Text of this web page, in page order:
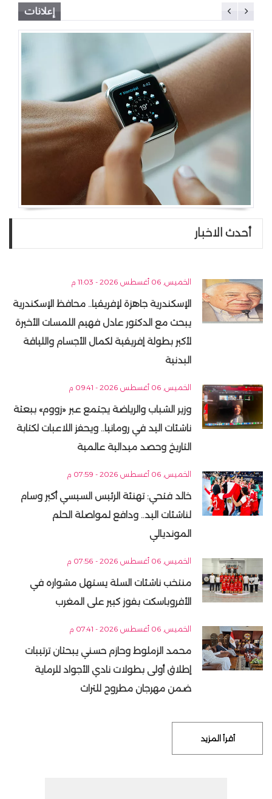
إعلانات
أحدث الاخبار
الخميس, 06 أغسطس 2026 - 11:03 م
الإسكندرية جاهزة لإفريقيا.. محافظ الإسكندرية
يبحث مع الدكتور عادل فهيم اللمسات الأخيرة
لأكبر بطولة إفريقية لكمال الأجسام واللياقة
البدنية
الخميس, 06 أغسطس 2026 - 09:41 م
وزير الشباب والرياضة يجتمع عبر «زووم» ببعثة
ناشئات اليد في رومانيا.. ويحفز اللاعبات لكتابة
التاريخ وحصد ميدالية عالمية
الخميس, 06 أغسطس 2026 - 07:59 م
خالد فتحي: تهنئة الرئيس السيسي أكبر وسام
لناشئات اليد.. ودافع لمواصلة الحلم
المونديالي
الخميس, 06 أغسطس 2026 - 07:56 م
منتخب ناشئات السلة يستهل مشواره في
الأفروباسكت بفوز كبير على المغرب
الخميس, 06 أغسطس 2026 - 07:41 م
محمد الزملوط وحازم حسني يبحثان ترتيبات
إطلاق أولى بطولات نادي الأجواد للرماية
ضمن مهرجان مطروح للتراث
أقرأ المزيد